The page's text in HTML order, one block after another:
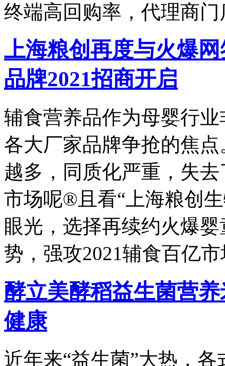
终端高回购率，代理商
上海粮创再度与火爆
品牌2021招商开启
辅食营养品作为母婴行
各大厂家品牌争抢的焦
越多，同质化严重，失
市场呢®且看“上海粮创
眼光，选择再续约火爆
势，强攻2021辅食百亿
酵立美酵稻益生菌营
健康
近年来“益生菌”大热，